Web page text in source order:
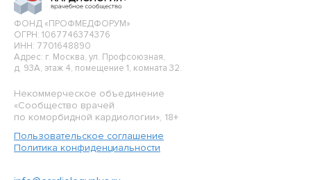
ФОНД «ПРОФМЕДФОРУМ»
ОГРН: 1067746374376
ИНН: 7701648890
Адрес: г. Москва, ул. Профсоюзная,
д. 93А, этаж 4, помещение 1, комната 32.
Некоммерческое объединение
«Сообщество врачей
по коморбидной кардиологии», 18+
Пользовательское соглашение
Политика конфиденциальности